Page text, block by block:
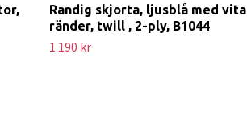
Randig skjorta, ljusblå med vita
ränder, twill , 2-ply, B1044
1 190 kr